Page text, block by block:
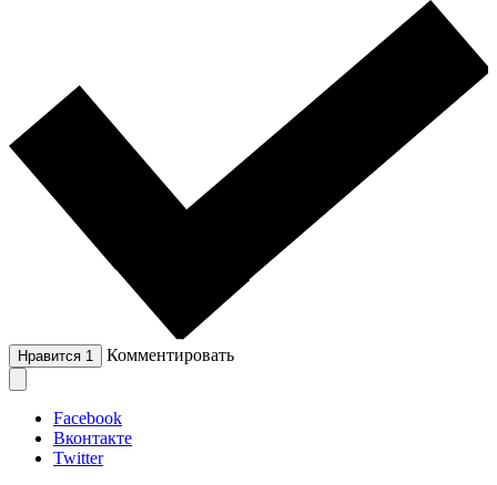
Нравится 1 Комментировать
Facebook
Вконтакте
Twitter